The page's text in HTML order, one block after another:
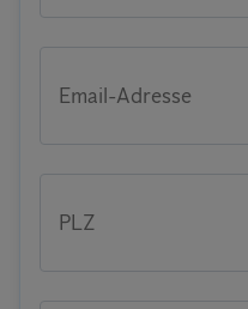
Email-Adresse
PLZ